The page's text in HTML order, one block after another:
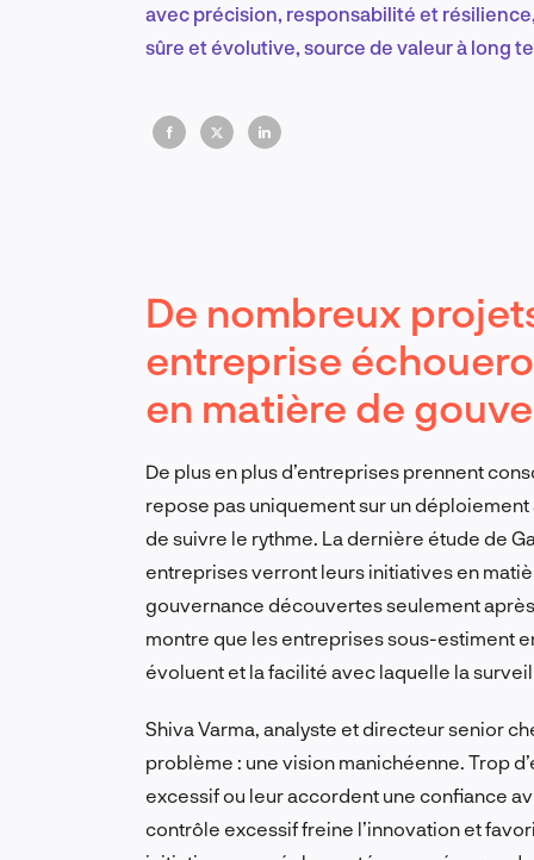
avec précision, responsabilité et
sûre et évolutive, source de valeur à long
De nombreux
entreprise
en matière de
De plus en plus d’entreprises prennent
repose pas uniquement sur un
de suivre le rythme. La dernière étude de
entreprises verront leurs initiatives en
gouvernance découvertes seulement
montre que les entreprises sous-estiment
évoluent et la facilité avec laquelle la
Shiva Varma, analyste et directeur senior
problème : une vision manichéenne. Trop
excessif ou leur accordent une confiance
contrôle excessif freine l’innovation et